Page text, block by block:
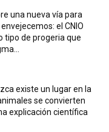
una nueva vía para
el CNIO
tipo de progeria que
existe un lugar en la
se convierten
explicación científica